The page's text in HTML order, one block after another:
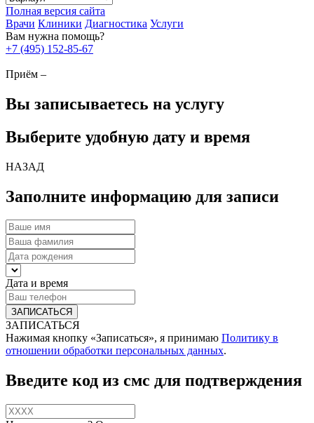
Полная версия сайта
Врачи Клиники Диагностика Услуги
Вам нужна помощь?
+7 (495) 152-85-67
Приём –
Вы записываетесь на услугу
Выберите удобную дату и время
НАЗАД
Заполните информацию для записи
Дата и время
ЗАПИСАТЬСЯ
Нажимая кнопку «Записаться», я принимаю Политику в
отношении обработки персональных данных.
Введите код из смс для подтверждения